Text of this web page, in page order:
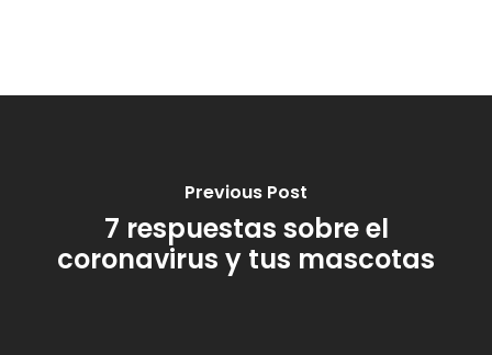
Previous Post
7 respuestas sobre el
coronavirus y tus mascotas